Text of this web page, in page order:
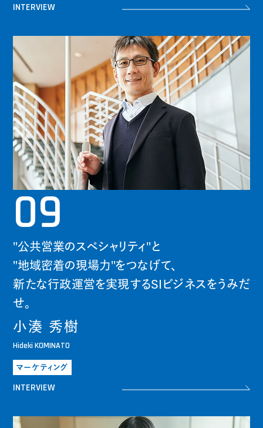
INTERVIEW
09
"公共営業のスペシャリティ"と
"地域密着の現場力"をつなげて、
新たな行政運営を実現するSIビジネスをうみだ
せ。
小湊 秀樹
Hideki KOMINATO
マーケティング
INTERVIEW